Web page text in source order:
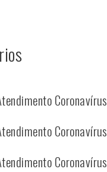
Coronavírus
Coronavírus
Coronavírus